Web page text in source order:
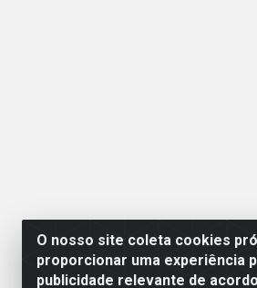
O nosso site coleta cookies
proporcionar uma experiência
publicidade relevante de